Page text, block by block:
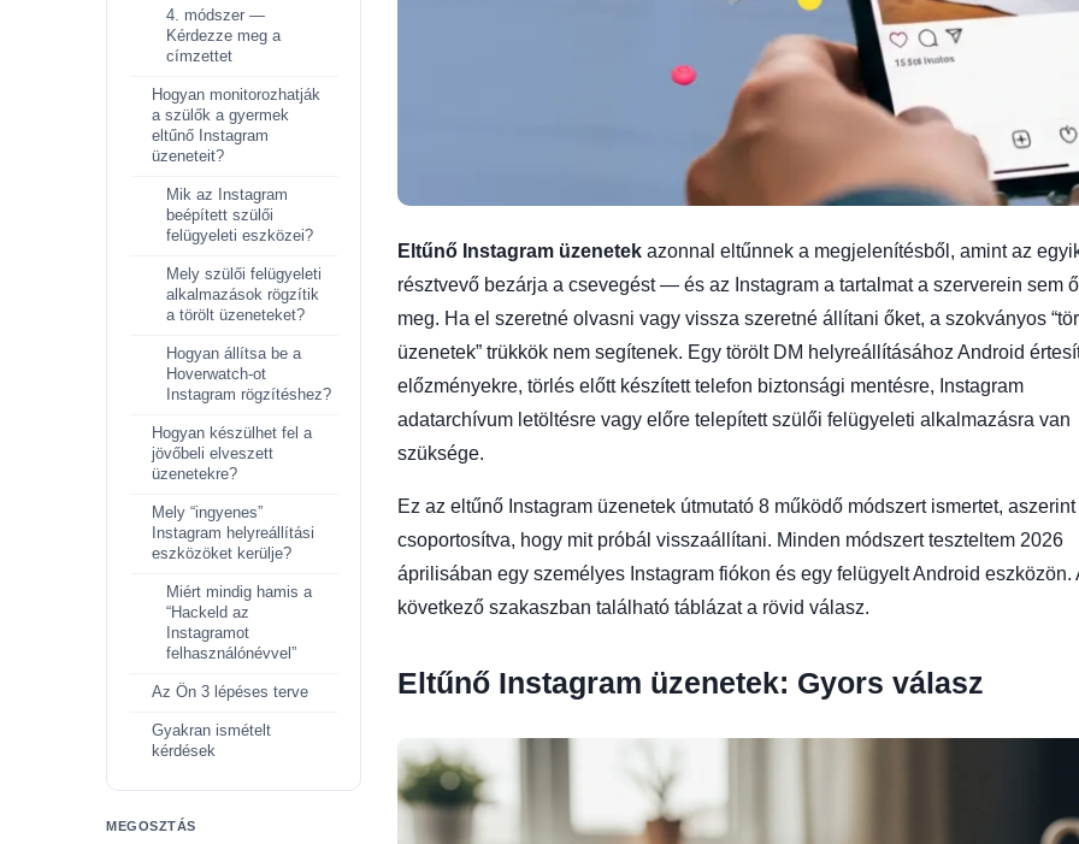
4. módszer —
Kérdezze meg a
címzettet
Hogyan monitorozhatják
a szülők a gyermek
eltűnő Instagram
üzeneteit?
Mik az Instagram
beépített szülői
felügyeleti eszközei?
Mely szülői felügyeleti
alkalmazások rögzítik
a törölt üzeneteket?
Hogyan állítsa be a
Hoverwatch-ot
Instagram rögzítéshez?
Hogyan készülhet fel a
jövőbeli elveszett
üzenetekre?
Mely “ingyenes”
Instagram helyreállítási
eszközöket kerülje?
Miért mindig hamis a
“Hackeld az
Instagramot
felhasználónévvel”
Az Ön 3 lépéses terve
Gyakran ismételt
kérdések
MEGOSZTÁS
Eltűnő Instagram üzenetek azonnal eltűnnek a megjelenítésből, amint az
résztvevő bezárja a csevegést — és az Instagram a tartalmat a szerverein sem
meg. Ha el szeretné olvasni vagy vissza szeretné állítani őket, a szokványos
üzenetek” trükkök nem segítenek. Egy törölt DM helyreállításához Android
előzményekre, törlés előtt készített telefon biztonsági mentésre, Instagram
adatarchívum letöltésre vagy előre telepített szülői felügyeleti alkalmazásra van
szüksége.
Ez az eltűnő Instagram üzenetek útmutató 8 működő módszert ismertet, aszerint
csoportosítva, hogy mit próbál visszaállítani. Minden módszert teszteltem 2026
áprilisában egy személyes Instagram fiókon és egy felügyelt Android eszközön.
következő szakaszban található táblázat a rövid válasz.
Eltűnő Instagram üzenetek: Gyors válasz